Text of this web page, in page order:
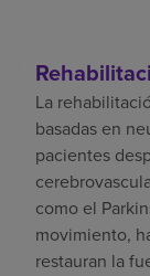
La
basadas en
pacientes
como el
movimiento,
restauran la